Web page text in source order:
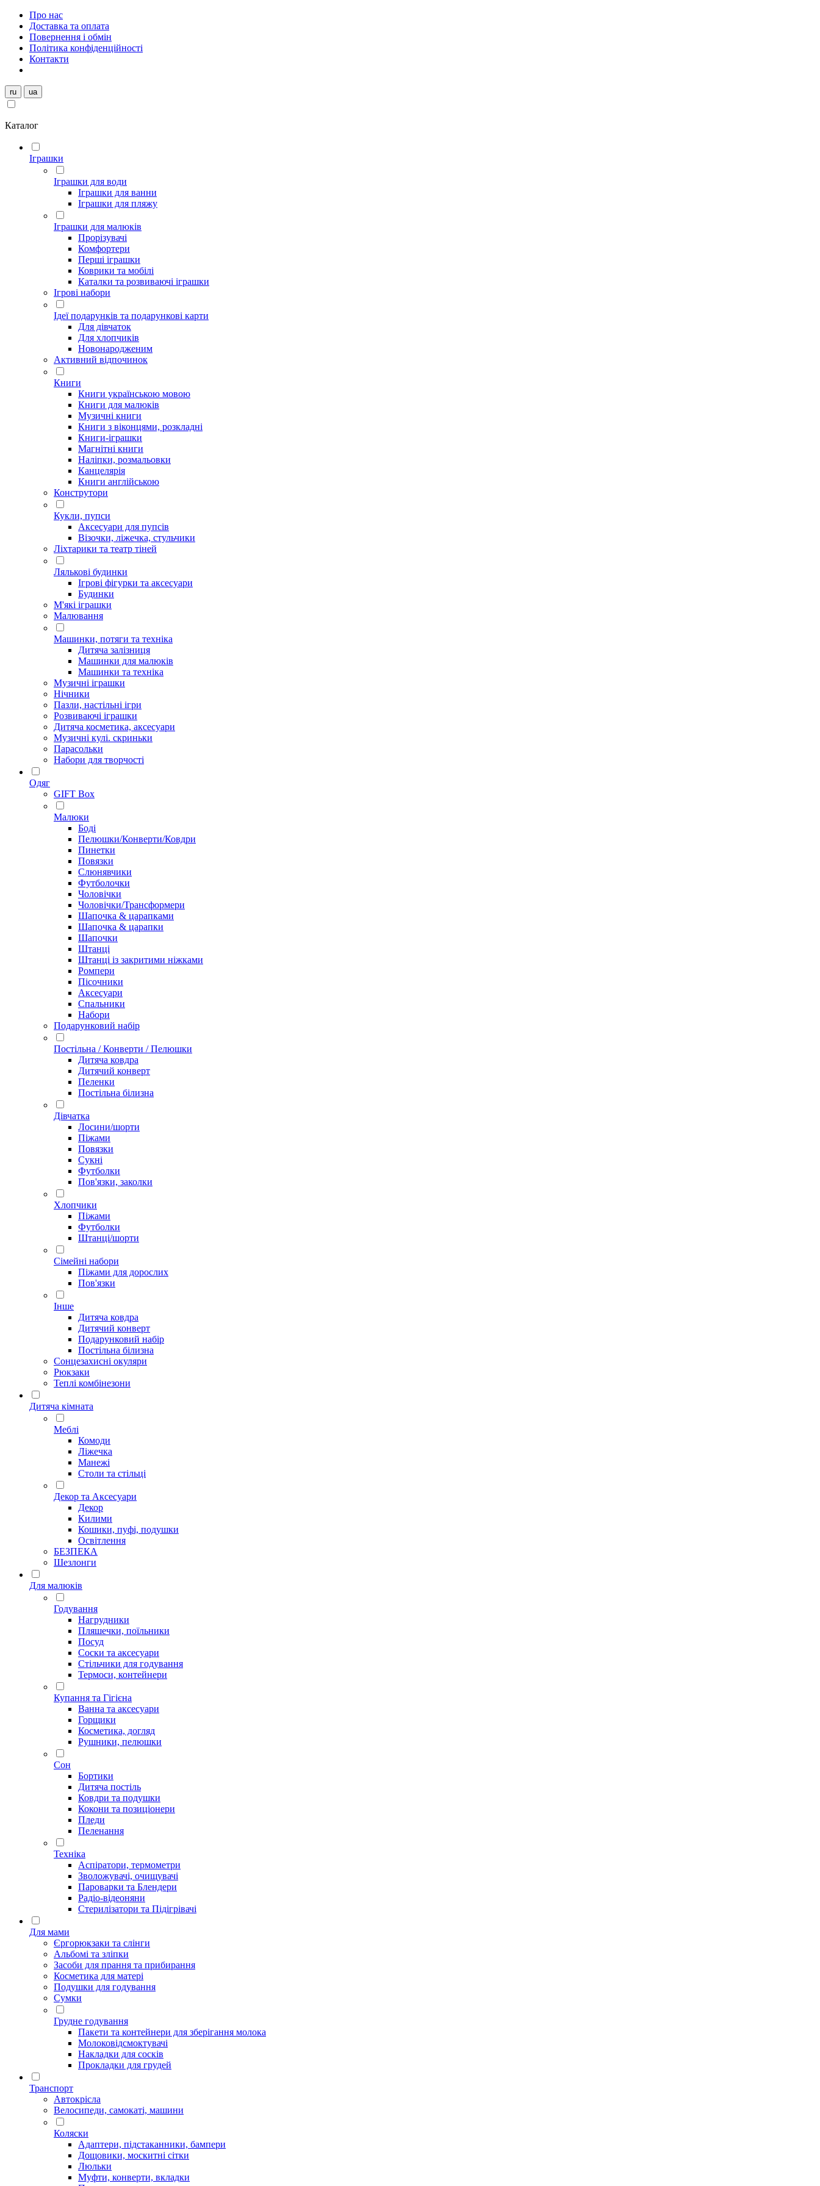
Про нас
Доставка та оплата
Повернення і обмін
Політика конфіденційності
Контакти
ru ua
Каталог
Іграшки
Іграшки для води
Іграшки для ванни
Іграшки для пляжу
Іграшки для малюків
Прорізувачі
Комфортери
Перші іграшки
Коврики та мобілі
Каталки та розвиваючі іграшки
Ігрові набори
Ідеї ​​подарунків та подарункові карти
Для дівчаток
Для хлопчиків
Новонародженим
Активний відпочинок
Книги
Книги українською мовою
Книги для малюків
Музичні книги
Книги з віконцями, розкладні
Книги-іграшки
Магнітні книги
Наліпки, розмальовки
Канцелярія
Книги англійською
Конструтори
Кукли, пупси
Аксесуари для пупсів
Візочки, ліжечка, стульчики
Ліхтарики та театр тіней
Лялькові будинки
Ігрові фігурки та аксесуари
Будинки
М'які іграшки
Малювання
Машинки, потяги та техніка
Дитяча залізниця
Машинки для малюків
Машинки та техніка
Музичні іграшки
Нічники
Пазли, настільні ігри
Розвиваючі іграшки
Дитяча косметика, аксесуари
Музичні кулі. скриньки
Парасольки
Набори для творчості
Одяг
GIFT Box
Малюки
Боді
Пелюшки/Конверти/Ковдри
Пинетки
Повязки
Слюнявчики
Футболочки
Чоловічки
Чоловічки/Трансформери
Шапочка & царапками
Шапочка & царапки
Шапочки
Штанці
Штанці із закритими ніжками
Ромпери
Пісочники
Аксесуари
Спальники
Набори
Подарунковий набір
Постільна / Конверти / Пелюшки
Дитяча ковдра
Дитячий конверт
Пеленки
Постільна білизна
Дівчатка
Лосини/шорти
Піжами
Повязки
Сукні
Футболки
Пов'язки, заколки
Хлопчики
Піжами
Футболки
Штанці/шорти
Сімейні набори
Піжами для дорослих
Пов'язки
Інше
Дитяча ковдра
Дитячий конверт
Подарунковий набір
Постільна білизна
Сонцезахисні окуляри
Рюкзаки
Теплі комбінезони
Дитяча кімната
Меблі
Комоди
Ліжечка
Манежі
Столи та стільці
Декор та Аксесуари
Декор
Килими
Кошики, пуфі, подушки
Освітлення
БЕЗПЕКА
Шезлонги
Для малюків
Годування
Нагрудники
Пляшечки, поїльники
Посуд
Соски та аксесуари
Стільчики для годування
Термоси, контейнери
Купання та Гігієна
Ванна та аксесуари
Горщики
Косметика, догляд
Рушники, пелюшки
Сон
Бортики
Дитяча постіль
Ковдри та подушки
Кокони та позиціонери
Пледи
Пеленання
Техніка
Аспіратори, термометри
Зволожувачі, очищувачі
Пароварки та Блендери
Радіо-відеоняни
Стерилізатори та Підігрівачі
Для мами
Єргорюкзаки та слінги
Альбомі та зліпки
Засоби для прання та прибирання
Косметика для матері
Подушки для годування
Сумки
Грудне годування
Пакети та контейнери для зберігання молока
Молоковідсмоктувачі
Накладки для сосків
Прокладки для грудей
Транспорт
Автокрісла
Велосипеди, самокаті, машини
Коляски
Адаптери, підстаканники, бампери
Дощовики, москитні сітки
Люльки
Муфти, конверти, вкладки